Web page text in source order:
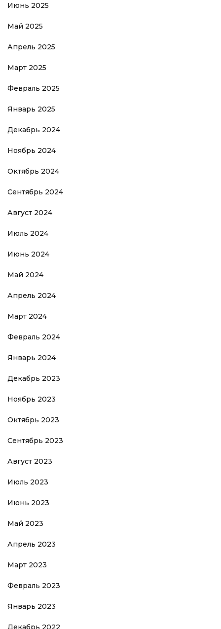
Июнь 2025
Май 2025
Апрель 2025
Март 2025
Февраль 2025
Январь 2025
Декабрь 2024
Ноябрь 2024
Октябрь 2024
Сентябрь 2024
Август 2024
Июль 2024
Июнь 2024
Май 2024
Апрель 2024
Март 2024
Февраль 2024
Январь 2024
Декабрь 2023
Ноябрь 2023
Октябрь 2023
Сентябрь 2023
Август 2023
Июль 2023
Июнь 2023
Май 2023
Апрель 2023
Март 2023
Февраль 2023
Январь 2023
Декабрь 2022